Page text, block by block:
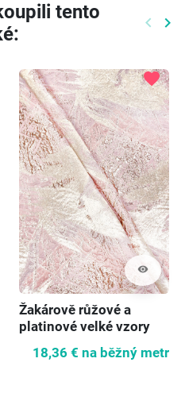
tento
keyboard_arrow_left keyboard_arrow_right
visibility
favorite
Žakárově růžové a
platinové velké vzory
18,36 € na běžný metr